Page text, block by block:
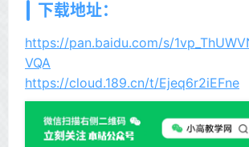
下载地址：
https://pan.baidu.com/s/
VQA
https://cloud.189.cn/t/Ejeq6r2iEFne